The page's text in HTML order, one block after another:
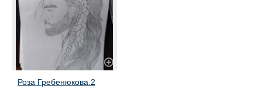
Роза Гребенюкова.2